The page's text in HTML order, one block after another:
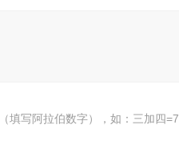
填写阿拉伯数字），如：三加四=7